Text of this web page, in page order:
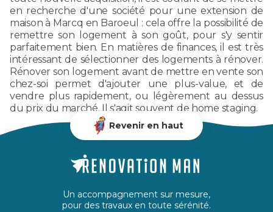
en recherche d'une société pour une extension de
maison à Marcq en Baroeul : cela offre la possibilité de
remettre son logement à son goût, pour s'y sentir
parfaitement bien. En matières de finances, il est très
intéressant de sélectionner des logements à rénover.
Rénover son logement avant de mettre en vente son
chez-soi permet d'ajouter une plus-value, et de
vendre plus rapidement, ou légèrement au dessus
du prix du marché. Il s'agit souvent de home staging.
Revenir en haut
Un accompagnement sur mesure,
pour des travaux en toute sérénité.